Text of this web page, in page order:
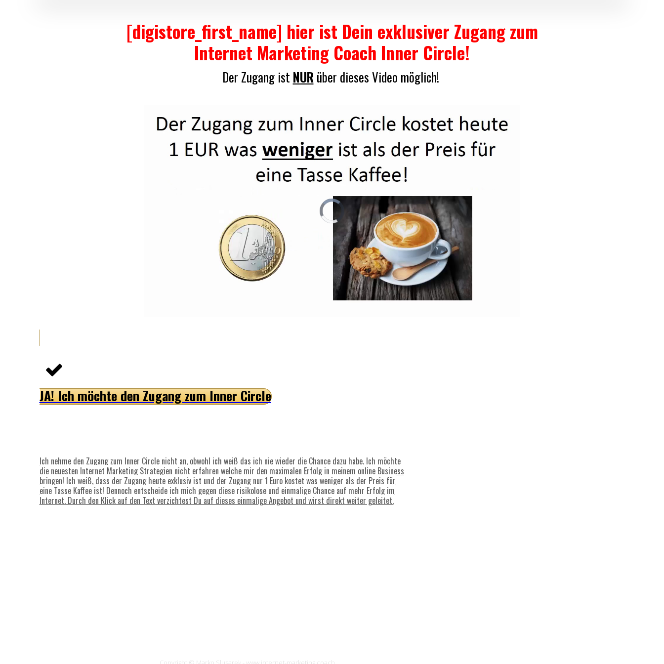
[digistore_first_name] hier ist Dein exklusiver Zugang zum
Internet Marketing Coach Inner Circle!
Der Zugang ist NUR über dieses Video möglich!
JA! Ich möchte den Zugang zum Inner Circle
Ich nehme den Zugang zum Inner Circle nicht an, obwohl ich weiß das ich nie wieder die Chance dazu habe. Ich möchte
die neuesten Internet Marketing Strategien nicht erfahren welche mir den maximalen Erfolg in meinem online Business
bringen! Ich weiß, dass der Zugang heute exklusiv ist und der Zugang nur 1 Euro kostet was weniger als der Preis für
eine Tasse Kaffee ist! Dennoch entscheide ich mich gegen diese risikolose und einmalige Chance auf mehr Erfolg im
Internet. Durch den Klick auf den Text verzichtest Du auf dieses einmalige Angebot und wirst direkt weiter geleitet.